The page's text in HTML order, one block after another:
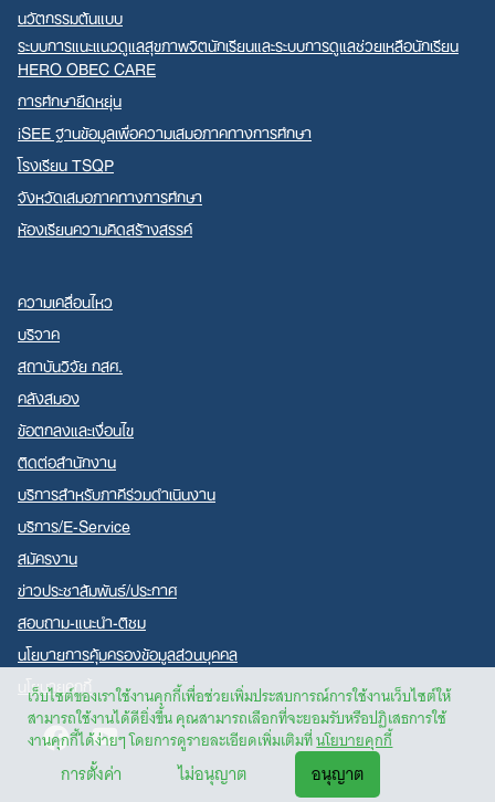
เว็บไซต์ของเราใช้งานคุกกี้เพื่อช่วยเพิ่มประสบการณ์การใช้งานเว็บไซต์ให้
สามารถใช้งานได้ดียิ่งขึ้น คุณสามารถเลือกที่จะยอมรับหรือปฏิเสธการใช้
งานคุกกี้ได้ง่ายๆ โดยการดูรายละเอียดเพิ่มเติมที่นโยบายคุกกี้
การตั้งค่า ไม่อนุญาต อนุญาต
นวัตกรรมต้นแบบ
ระบบการแนะแนวดูแลสุขภาพจิตนักเรียนและระบบการดูแลช่วยเหลือนักเรียน
HERO OBEC CARE
การศึกษายืดหยุ่น
iSEE ฐานข้อมูลเพื่อความเสมอภาคทางการศึกษา
โรงเรียน TSQP
จังหวัดเสมอภาคทางการศึกษา
ห้องเรียนความคิดสร้างสรรค์
ความเคลื่อนไหว
บริจาค
สถาบันวิจัย กสศ.
คลังสมอง
ข้อตกลงและเงื่อนไข
ติดต่อสำนักงาน
บริการสำหรับภาคีร่วมดำเนินงาน
บริการ/E-Service
สมัครงาน
ข่าวประชาสัมพันธ์/ประกาศ
สอบถาม-แนะนำ-ติชม
นโยบายการคุ้มครองข้อมูลส่วนบุคคล
นโยบายคุกกี้
FacebookYoutube